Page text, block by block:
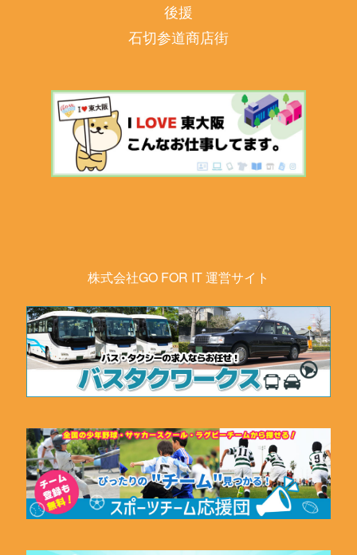
後援
石切参道商店街
株式会社GO FOR IT 運営サイト